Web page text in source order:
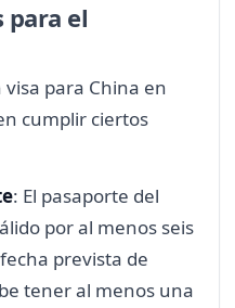
para el
para China en
cumplir ciertos
: El pasaporte del
por al menos seis
prevista de
tener al menos una